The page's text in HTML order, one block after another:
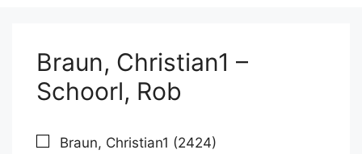
Braun, Christian1 –
Schoorl, Rob
Braun, Christian1 (2424)